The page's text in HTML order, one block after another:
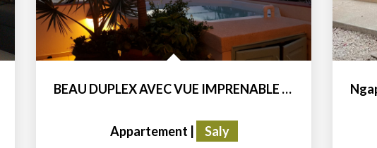
BEAU DUPLEX AVEC VUE IMPRENABLE SUR L'OCEAN EN RÉSIDENCE...
Appartement Saly